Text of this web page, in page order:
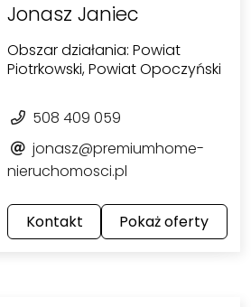
Jonasz Janiec
Obszar działania: Powiat
Piotrkowski, Powiat Opoczyński
508 409 059
jonasz@premiumhome-
nieruchomosci.pl
Kontakt Pokaż oferty